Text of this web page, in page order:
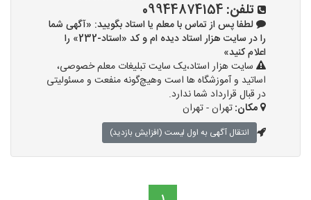
تلفن: 09944874154
لطفا پس از تماس با معلم یا استاد بگویید: «آگهی شما
را در سایت هزار استاد دیده ام و کد «استاد-232» را
اعلام کنید»
سایت هزار استاد،یک سایت تبلیغات معلم خصوصی،
اساتید و آموزشگاه ها است وهیچ‌گونه منفعت و مسئولیتی
در قبال قرارداد شما ندارد.
مکان:تهران - تهران
انتقال آگهی به اول لیست (افزایش بازدید)